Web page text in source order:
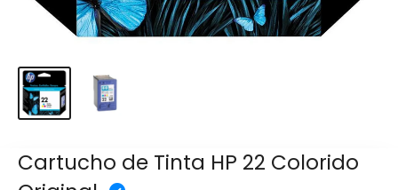
Cartucho de Tinta HP 22 Colorido